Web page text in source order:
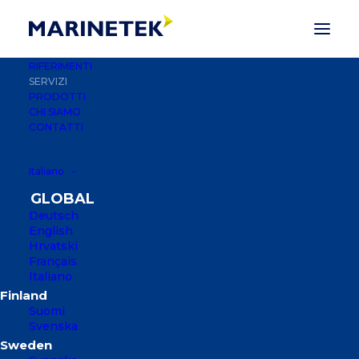
RIFERIMENTI
SERVIZI
PRODOTTI
CHI SIAMO
CONTATTI
Italiano
Deutsch
English
Hrvatski
Français
Italiano
Suomi
Svenska
SERVIZI PREMIUM
L'EFFICIENZA DEL CICLO DI VITA È UN
APPROCCIO AZIENDALE CHE MIRA A